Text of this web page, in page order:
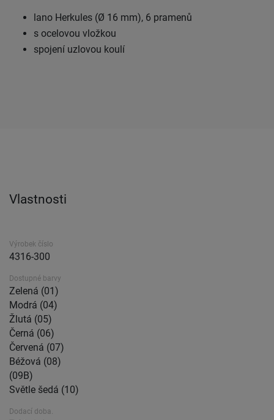
lano Herkules (Ø 16 mm), 6 pramenů
s ocelovou vložkou
spojení uzlovou koulí
Vlastnosti
Výrobek číslo
4316-300
Dostupné barvy
Zelená (01)
Modrá (04)
Žlutá (05)
Černá (06)
Červená (07)
Béžová (08)
(09B)
Světle šedá (10)
Dodací doba.